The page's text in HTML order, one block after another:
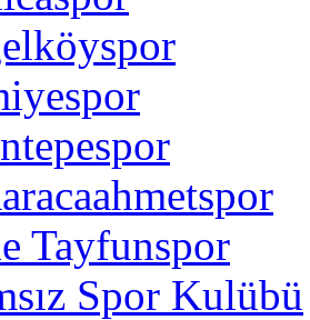
Tayfunspor
Spor Kulübü